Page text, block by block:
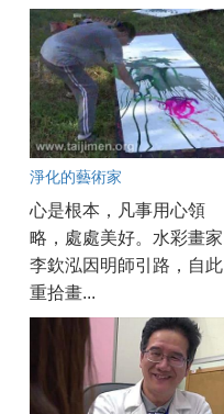
淨化的藝術家
心是根本，凡事用心領
略，處處美好。水彩畫家
李欽泓因明師引路，自此
重拾畫...